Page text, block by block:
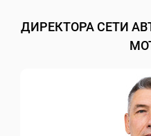
ДИРЕКТОРА СЕТИ